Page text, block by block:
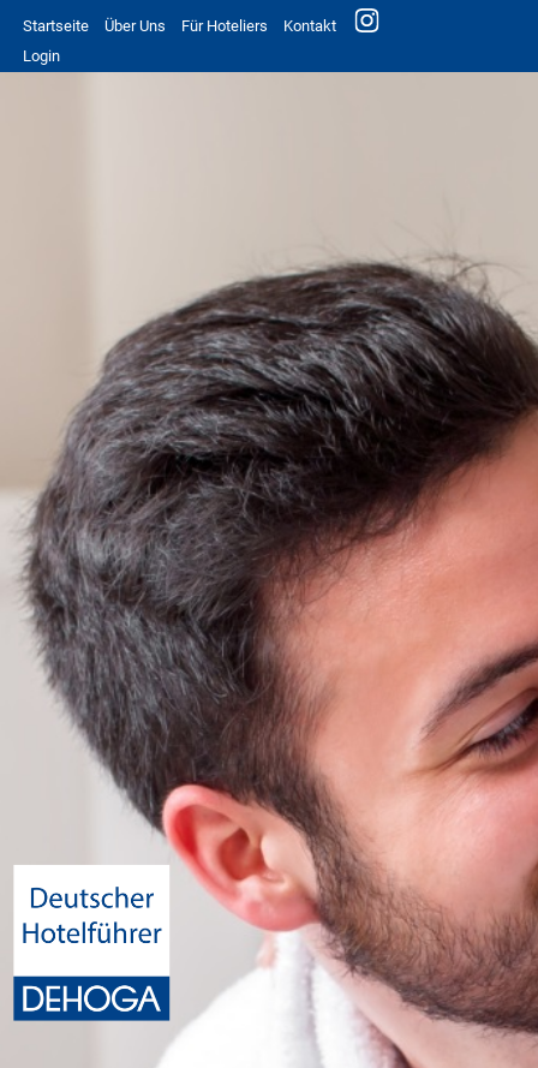
Startseite Über Uns Für Hoteliers
Kontakt
Login